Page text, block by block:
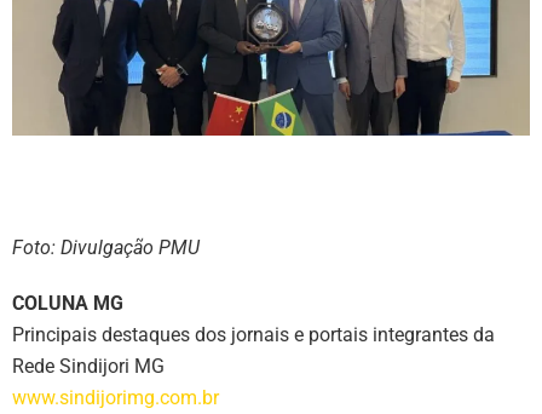
Foto: Divulgação PMU
COLUNA MG
Principais destaques dos jornais e portais integrantes da
Rede Sindijori MG
www.sindijorimg.com.br